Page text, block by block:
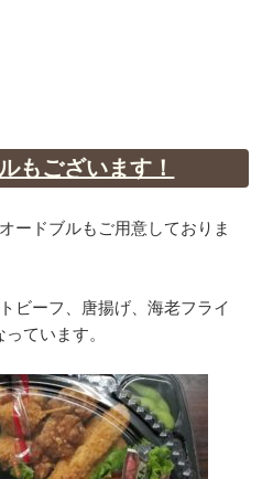
もございます！
ードブルもご用意しておりま
ビーフ、唐揚げ、海老フライ
ています。